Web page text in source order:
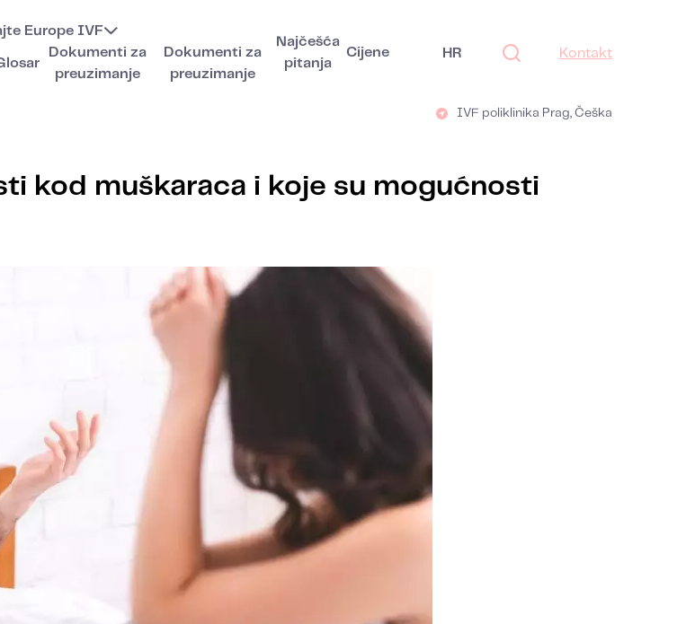
Europe IVF
Dokumenti za
preuzimanje
Dokumenti za
preuzimanje
Najčešća
pitanja
Cijene HR Kontakt
IVF poliklinika Prag, Češka
kod muškaraca i koje su mogućnosti